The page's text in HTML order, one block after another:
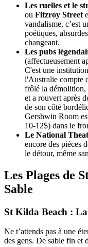
Les ruelles et le
ou Fitzroy Street
vandalisme, c’est
poétiques,
changeant.
Les pubs
(affectueusement
C'est une
l'Australie compte
frôlé la démolition,
et a rouvert après
de son côté
Gershwin Room
10-12$) dans le
Le National
encore des pièces
le détour, même
Les Plages de
Sable
St Kilda Beach :
Ne t’attends pas à une
des gens. De sable fin et